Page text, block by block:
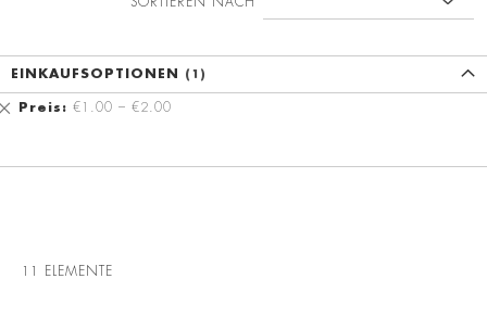
11 ELEMENTE
EINKAUFSOPTIONEN
Preis €1.00 – €2.00
Diesen